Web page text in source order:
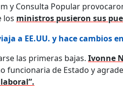
y Consulta Popular
los ministros pusieron sus
a EE.UU. y hace cambios
las primeras bajas. Ivonne
funcionaria de Estado y